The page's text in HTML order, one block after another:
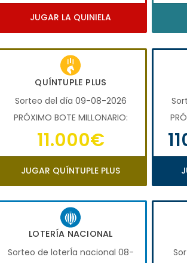
JUGAR LA QUINIELA
QUÍNTUPLE PLUS
Sorteo del día 09-08-2026
PRÓXIMO BOTE MILLONARIO:
11.000€
JUGAR QUÍNTUPLE PLUS
LOTERÍA NACIONAL
Sorteo de loterÍa nacional 08-